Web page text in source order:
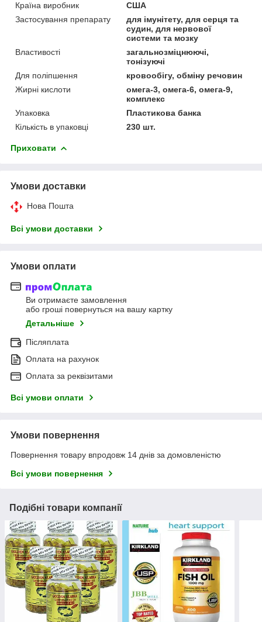
Країна виробник
США
Застосування препарату
для імунітету, для серця та
судин, для нервової
системи та мозку
Властивості
загальнозміцнюючі,
тонізуючі
Для поліпшення
кровообігу, обміну речовин
Жирні кислоти
омега-3, омега-6, омега-9,
комплекс
Упаковка
Пластикова банка
Кількість в упаковці
230 шт.
Приховати
Умови доставки
Нова Пошта
Всі умови доставки
Умови оплати
Ви отримаєте замовлення
або гроші повернуться на вашу картку
Детальніше
Післяплата
Оплата на рахунок
Оплата за реквізитами
Всі умови оплати
Умови повернення
Повернення товару впродовж 14 днів за домовленістю
Всі умови повернення
Подібні товари компанії